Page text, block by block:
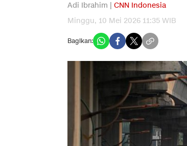
Adi Ibrahim | CNN Indonesia
Minggu, 10 Mei 2026 11:35 WIB
Bagikan: